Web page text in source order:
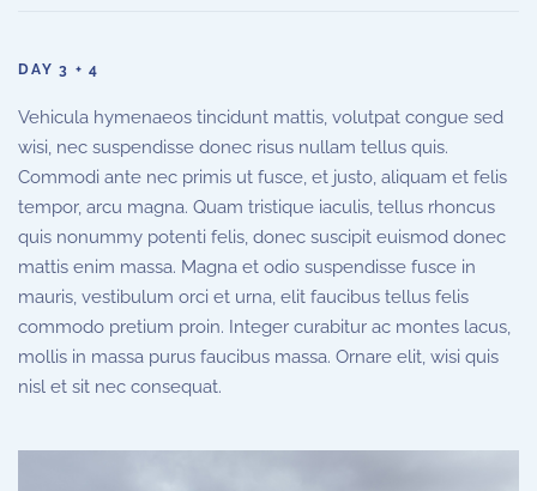
DAY 3 + 4
Vehicula hymenaeos tincidunt mattis, volutpat congue sed
wisi, nec suspendisse donec risus nullam tellus quis.
Commodi ante nec primis ut fusce, et justo, aliquam et felis
tempor, arcu magna. Quam tristique iaculis, tellus rhoncus
quis nonummy potenti felis, donec suscipit euismod donec
mattis enim massa. Magna et odio suspendisse fusce in
mauris, vestibulum orci et urna, elit faucibus tellus felis
commodo pretium proin. Integer curabitur ac montes lacus,
mollis in massa purus faucibus massa. Ornare elit, wisi quis
nisl et sit nec consequat.